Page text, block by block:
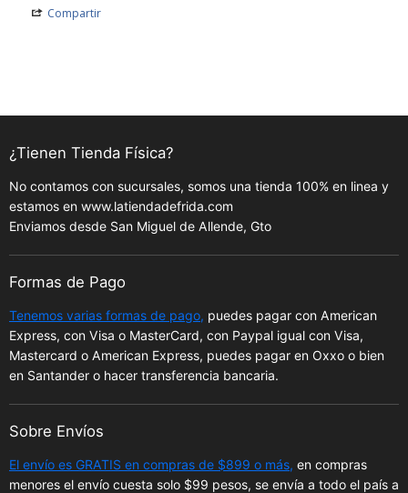
Compartir
¿Tienen Tienda Física?
No contamos con sucursales, somos una tienda 100% en linea y
estamos en www.latiendadefrida.com
Enviamos desde San Miguel de Allende, Gto
Formas de Pago
Tenemos varias formas de pago, puedes pagar con American
Express, con Visa o MasterCard, con Paypal igual con Visa,
Mastercard o American Express, puedes pagar en Oxxo o bien
en Santander o hacer transferencia bancaria.
Sobre Envíos
El envío es GRATIS en compras de $899 o más, en compras
menores el envío cuesta solo $99 pesos, se envía a todo el país a